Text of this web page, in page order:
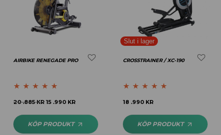
AIRBIKE RENEGADE PRO
Betygsatt5.00
20 .885KR 15 .990 KR
KÖP PRODUKT
CROSSTRAINER / XC-190
Betygsatt5.00
18 .990 KR
KÖP PRODUKT